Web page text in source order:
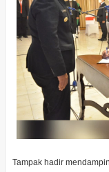
Tampak hadir